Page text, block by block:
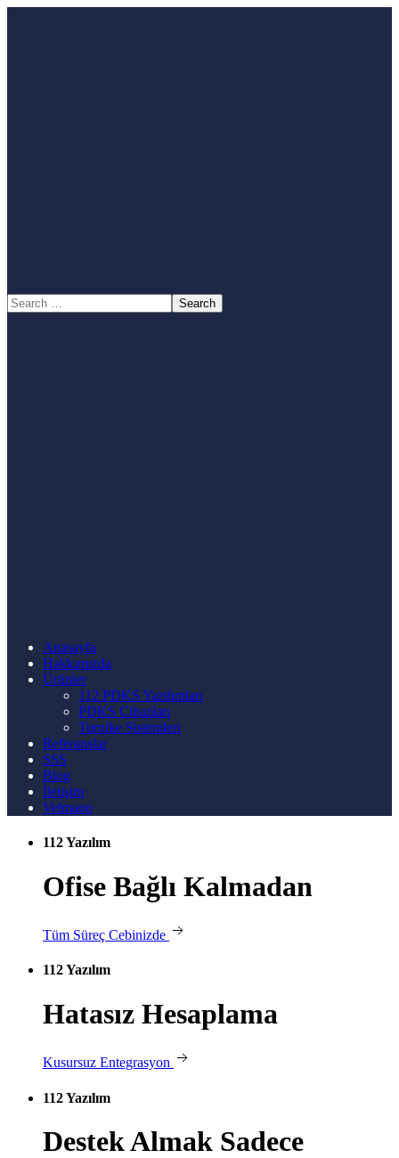
Anasayfa
Hakkımızda
Ürünler
112 PDKS Yazılımları
PDKS Cihazları
Turnike Sistemleri
Referanslar
SSS
Blog
İletişim
Velmano
112 Yazılım
Ofise Bağlı Kalmadan
Tüm Süreç Cebinizde
112 Yazılım
Hatasız Hesaplama
Kusursuz Entegrasyon
112 Yazılım
Destek Almak Sadece